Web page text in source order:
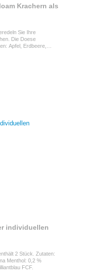
Krachern als
Sie Ihre
Die Doese
Apfel, Erdbeere,
Talkum;
individuellen
2 Stück. Zutaten:
Menthol: 0,2 %
FCF.